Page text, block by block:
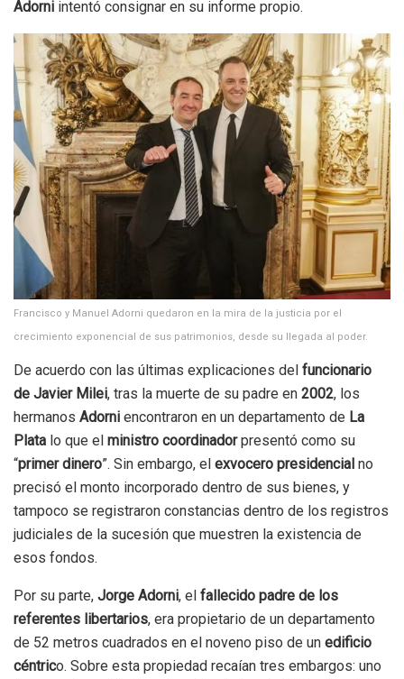
Adorni intentó consignar en su informe propio.
Francisco y Manuel Adorni quedaron en la mira de la justicia por el
crecimiento exponencial de sus patrimonios, desde su llegada al poder.
De acuerdo con las últimas explicaciones del funcionario
de Javier Milei, tras la muerte de su padre en 2002, los
hermanos Adorni encontraron en un departamento de La
Plata lo que el ministro coordinadorpresentó como su
“primer dinero”. Sin embargo, el exvocero presidencial no
precisó el monto incorporado dentro de sus bienes, y
tampoco se registraron constancias dentro de los registros
judiciales de la sucesión que muestren la existencia de
esos fondos.
Por su parte, Jorge Adorni, el fallecido padre de los
referentes libertarios, era propietario de un departamento
de 52 metros cuadrados en el noveno piso de un edificio
céntrico. Sobre esta propiedad recaían tres embargos: uno